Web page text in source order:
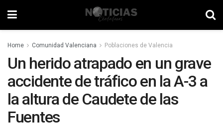
Home Comunidad Valenciana Poblaciones de Valencia
Un herido atrapado en un grave
accidente de tráfico en la A-3 a
la altura de Caudete de las
Fuentes